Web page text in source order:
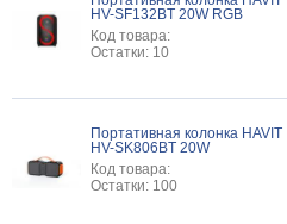
HV-SF132BT 20W RGB
Код товара:
Остатки: 10
Портативная колонка HAVIT
HV-SK806BT 20W
Код товара:
Остатки: 100